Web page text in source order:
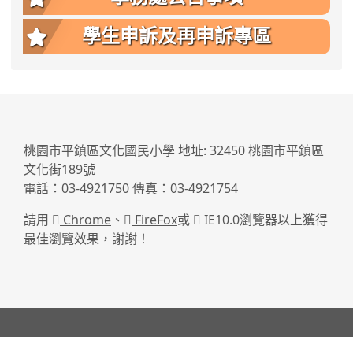
學生申訴及再申訴專區
桃園市平鎮區文化國民小學 地址: 32450 桃園市平鎮區
文化街189號
電話：03-4921750 傳真：03-4921754
請用
Chrome 、 FireFox或
IE10.0瀏覽器以上獲得
最佳瀏覽效果，謝謝！